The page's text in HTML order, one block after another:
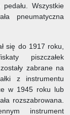
Wszystkie
pneumatyczna
się do 1917 roku,
piszczałek
zabrane na
z instrumentu
w 1945 roku lub
rozszabrowana.
instrument